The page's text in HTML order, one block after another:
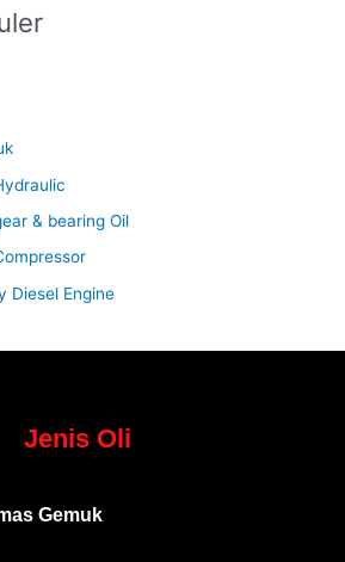
& bearing Oil
Diesel Engine
Jenis Oli
Gemuk